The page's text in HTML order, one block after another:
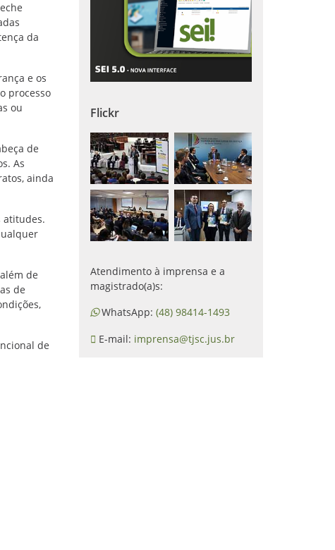
da
e os
processo
ou
de
As
ainda
atitudes.
de
de
de
Flickr
Atendimento à imprensa e a
magistrado(a)s:
WhatsApp: (48) 98414-1493
E-mail: imprensa@tjsc.jus.br